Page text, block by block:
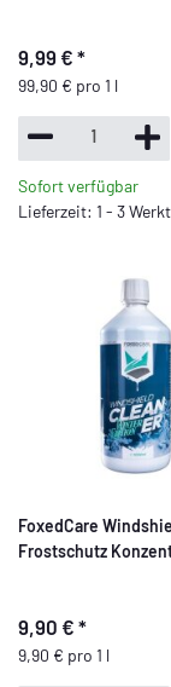
9,99 € *
99,90 € pro 1 l
Sofort verfügbar
Lieferzeit: 1 - 3
FoxedCare
Frostschutz
9,90 € *
9,90 € pro 1 l